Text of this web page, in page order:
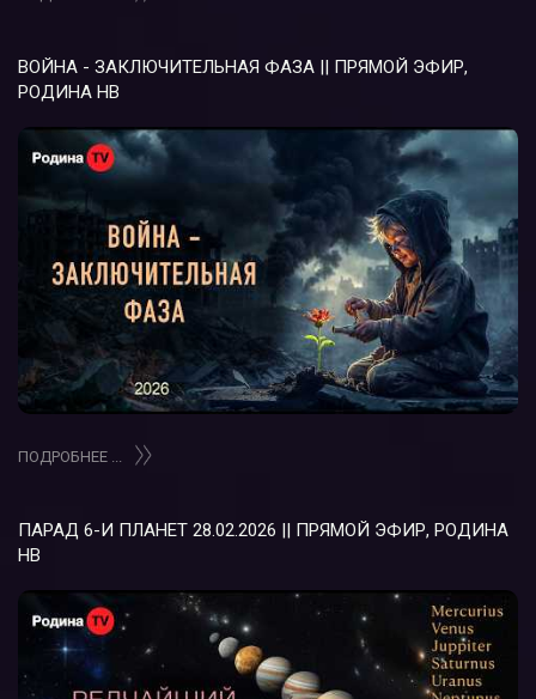
ВОЙНА - ЗАКЛЮЧИТЕЛЬНАЯ ФАЗА || ПРЯМОЙ ЭФИР,
РОДИНА НВ
ПОДРОБНЕЕ ...
ПАРАД 6-И ПЛАНЕТ 28.02.2026 || ПРЯМОЙ ЭФИР, РОДИНА
НВ